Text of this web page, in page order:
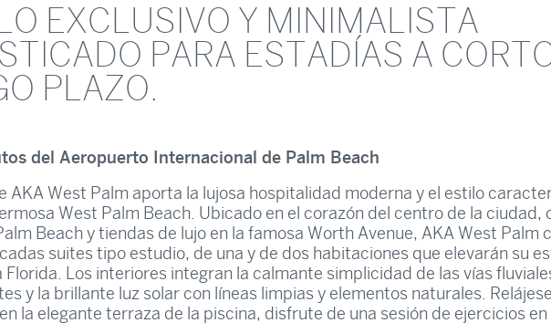
EXCLUSIVO Y MINIMALISTA
PARA ESTADÍAS A
PLAZO.
del Aeropuerto Internacional de Palm Beach
AKA West Palm aporta la lujosa hospitalidad moderna y el estilo
West Palm Beach. Ubicado en el corazón del centro de la ciudad,
Beach y tiendas de lujo en la famosa Worth Avenue, AKA West Palm
suites tipo estudio, de una y de dos habitaciones que elevarán su
Florida. Los interiores integran la calmante simplicidad de las vías
y la brillante luz solar con líneas limpias y elementos naturales.
la elegante terraza de la piscina, disfrute de una sesión de ejercicios en